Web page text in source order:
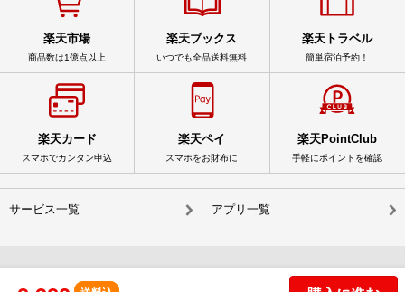
楽天市場
商品数は1億点以上
楽天ブックス
いつでも全品送料無料
楽天トラベル
簡単宿泊予約！
楽天カード
スマホでカンタン申込
楽天ペイ
スマホをお財布に
楽天PointClub
手軽にポイントを確認
サービス一覧 アプリ一覧